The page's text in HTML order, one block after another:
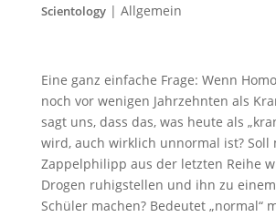
Scientology| Allgemein
Eine ganz einfache Frage: Wenn
noch vor wenigen Jahrzehnten als
sagt uns, dass das, was heute als
wird, auch wirklich unnormal ist? Soll
Zappelphilipp aus der letzten Reihe
Drogen ruhigstellen und ihn zu
Schüler machen? Bedeutet „normal“